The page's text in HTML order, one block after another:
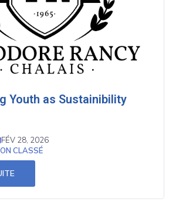
Youth as Sustainibility
FÉV 28, 2026
CLASSÉ